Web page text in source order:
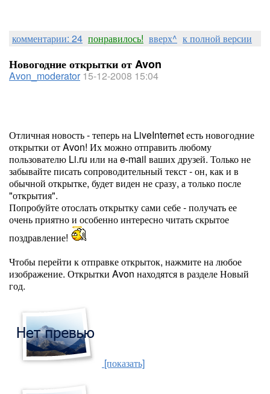
комментарии: 24 понравилось! вверх^ к полной версии
Новогодние открытки от Avon
Avon_moderator 15-12-2008 15:04
Отличная новость - теперь на LiveInternet есть новогодние
открытки от Avon! Их можно отправить любому
пользователю Li.ru или на e-mail ваших друзей. Только не
забывайте писать сопроводительный текст - он, как и в
обычной открытке, будет виден не сразу, а только после
"открытия".
Попробуйте отослать открытку сами себе - получать ее
очень приятно и особенно интересно читать скрытое
поздравление!
Чтобы перейти к отправке открыток, нажмите на любое
изображение. Открытки Avon находятся в разделе Новый
год.
[показать]